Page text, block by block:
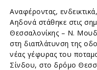
Αναφέροντας,
Αηδονά στάθηκε στις
Θεσσαλονίκης – Ν.
στη διαπλάτυνση της
νέας γέφυρας του
Σίνδου, στο δρόμο